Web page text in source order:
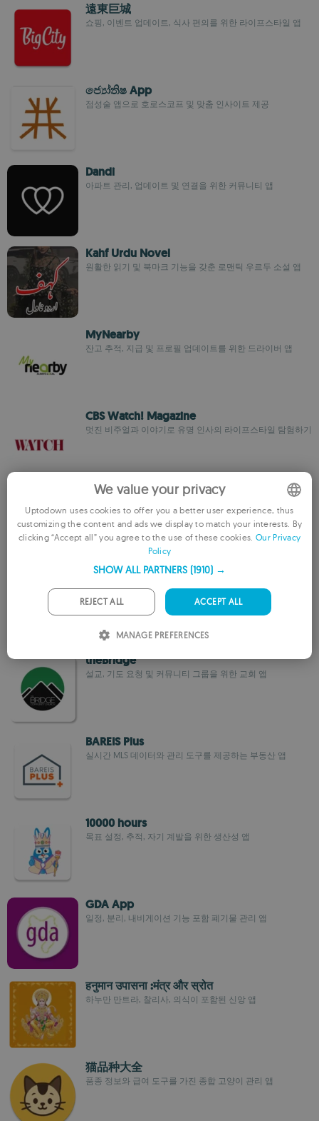
遠東巨城
쇼핑, 이벤트 업데이트, 식사 편의를 위한 라이프스타일 앱
ජ්‍යෝතිෂ App
점성술 앱으로 호로스코프 및 맞춤 인사이트 제공
Dandi
아파트 관리, 업데이트 및 연결을 위한 커뮤니티 앱
Kahf Urdu Novel
원활한 읽기 및 북마크 기능을 갖춘 로맨틱 우르두 소설 앱
MyNearby
잔고 추적, 지급 및 프로필 업데이트를 위한 드라이버 앱
CBS Watch! Magazine
멋진 비주얼과 이야기로 유명 인사의 라이프스타일 탐험하기
Honeyfund
허니문, 선물 및 기부를 위한 웨딩 레지스트리 앱
트레일, GPS, 이벤트 및 지역 팁이 포함된 레이크 마틴 여행
가이드
theBridge
설교, 기도 요청 및 커뮤니티 그룹을 위한 교회 앱
BAREIS Plus
실시간 MLS 데이터와 관리 도구를 제공하는 부동산 앱
10000 hours
목표 설정, 추적, 자기 계발을 위한 생산성 앱
GDA App
일정, 분리, 내비게이션 기능 포함 폐기물 관리 앱
हनुमान उपासना :मंत्र और स्रोत
하누만 만트라, 찰리사, 의식이 포함된 신앙 앱
猫品种大全
품종 정보와 급여 도구를 가진 종합 고양이 관리 앱
ENGLISH
ROMANIAN
We value your privacy
Uptodown uses cookies to offer you a better user experience, thus
customizing the content and ads we display to match your interests. By
clicking “Accept all” you agree to the use of these cookies. Our Privacy
Policy
SHOW ALL PARTNERS (1910) →
ACCEPT ALL
REJECT ALL
MANAGE PREFERENCES